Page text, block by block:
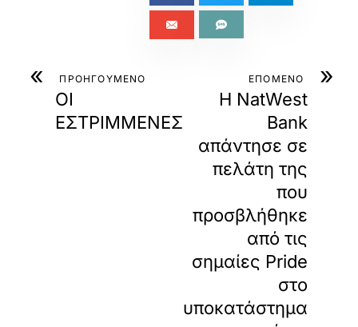
« ΠΡΟΗΓΟΥΜΕΝΟ
ΟΙ
ΕΣΤΡΙΜΜΕΝΕΣ
»
ΕΠΟΜΕΝΟ
Η NatWest
Bank
απάντησε σε
πελάτη της
που
προσβλήθηκε
από τις
σημαίες Pride
στο
υποκατάστημα